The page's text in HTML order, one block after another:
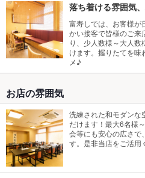
落ち着ける雰囲気
富寿しでは、お客様が
かい接客で皆様のご来
り、少人数様～大人
けます。握りたてを味
メ♪
お店の雰囲気
洗練された和モダンな
だけます！最大6名様
会等にも安心の広さで
す。是非当店をご活用